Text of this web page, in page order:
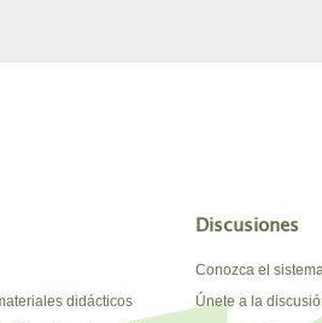
didácticos
Discusiones
Conozca el
Únete a la